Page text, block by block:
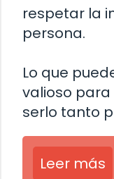
respetar la
persona.
Lo que
valioso
serlo tanto
Leer más